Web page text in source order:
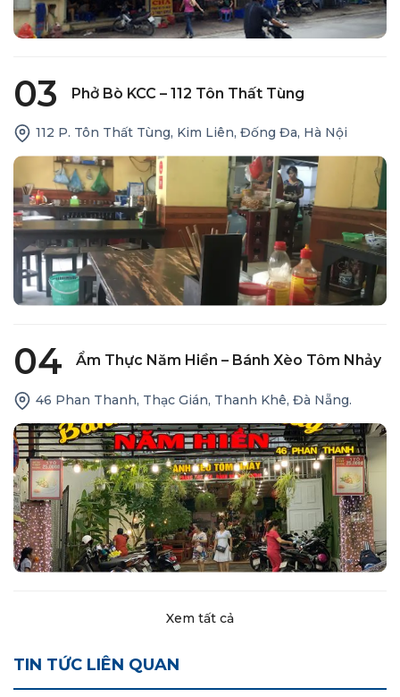
03 Phở Bò KCC – 112 Tôn Thất Tùng
112 P. Tôn Thất Tùng, Kim Liên, Đống Đa, Hà Nội
04 Ẩm Thực Năm Hiền – Bánh Xèo Tôm Nhảy
46 Phan Thanh, Thạc Gián, Thanh Khê, Đà Nẵng.
Xem tất cả
TIN TỨC LIÊN QUAN